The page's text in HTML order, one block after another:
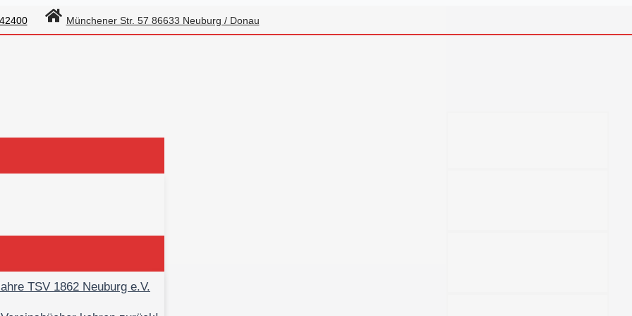
Münchener Str. 57 86633 Neuburg / Donau
TSV 1862 Neuburg e.V.
Ingolstadt